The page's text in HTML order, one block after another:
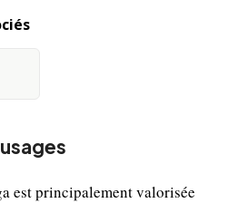
est principalement valorisée